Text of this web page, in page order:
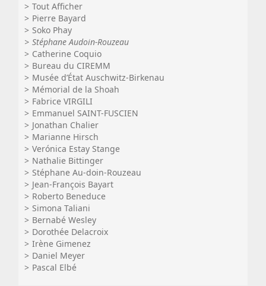
Tout Afficher
Pierre Bayard
Soko Phay
Stéphane Audoin-Rouzeau
Catherine Coquio
Bureau du CIREMM
Musée d’État Auschwitz-Birkenau
Mémorial de la Shoah
Fabrice VIRGILI
Emmanuel SAINT-FUSCIEN
Jonathan Chalier
Marianne Hirsch
Verónica Estay Stange
Nathalie Bittinger
Stéphane Au-doin-Rouzeau
Jean-François Bayart
Roberto Beneduce
Simona Taliani
Bernabé Wesley
Dorothée Delacroix
Irène Gimenez
Daniel Meyer
Pascal Elbé